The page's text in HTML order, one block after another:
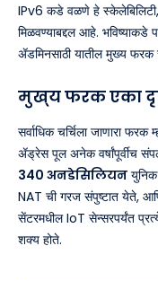
IPv6 कडे वळणे हे
मिळवण्याबद्दल आहे. भविष्याकडे
ॲडमिनसाठी यातील मुख्य
मुख्य फरक एका
सर्वाधिक चर्चिला जाणारा
ॲड्रेस पूल अनेक वर्षांपूर्वीच
340 अनडेसिलियन
NAT ची गरज संपुष्टात येते,
सेंटरमधील IoT सेन्सरपर्यंत
शक्य होते.